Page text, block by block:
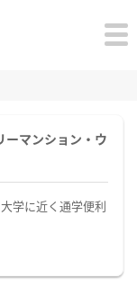
ーマンション・ウ
学に近く通学便利